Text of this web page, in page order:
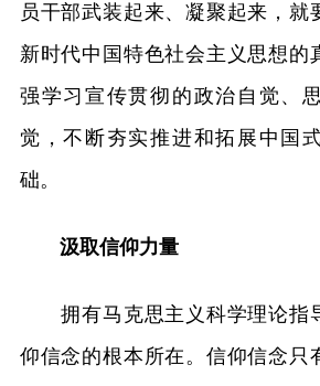
员干部武装起来、凝聚起来，就
新时代中国特色社会主义思想的
强学习宣传贯彻的政治自觉、
觉，不断夯实推进和拓展中国
础。
汲取信仰力量
拥有马克思主义科学理论指
仰信念的根本所在。信仰信念只